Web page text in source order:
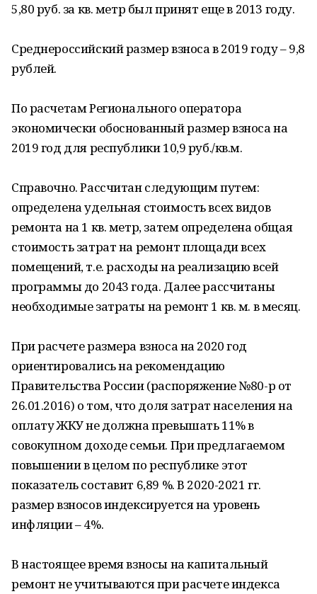
5,80 руб. за кв. метр был принят еще в 2013 году.
Среднероссийский размер взноса в 2019 году – 9,8
рублей.
По расчетам Регионального оператора
экономически обоснованный размер взноса на
2019 год для республики 10,9 руб./кв.м.
Справочно. Рассчитан следующим путем:
определена удельная стоимость всех видов
ремонта на 1 кв. метр, затем определена общая
стоимость затрат на ремонт площади всех
помещений, т.е. расходы на реализацию всей
программы до 2043 года. Далее рассчитаны
необходимые затраты на ремонт 1 кв. м. в месяц.
При расчете размера взноса на 2020 год
ориентировались на рекомендацию
Правительства России (распоряжение №80-р от
26.01.2016) о том, что доля затрат населения на
оплату ЖКУ не должна превышать 11% в
совокупном доходе семьи. При предлагаемом
повышении в целом по республике этот
показатель составит 6,89 %. В 2020-2021 гг.
размер взносов индексируется на уровень
инфляции – 4%.
В настоящее время взносы на капитальный
ремонт не учитываются при расчете индекса